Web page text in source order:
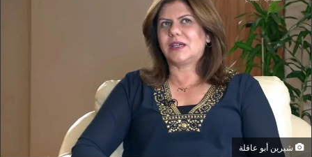
شيرين أبو عاقلة